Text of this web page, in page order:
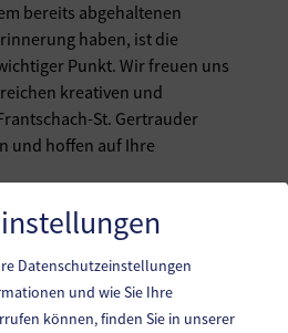
bereits abgehaltenen
haben, ist die
Punkt. Wir freuen uns
kreativen und
St. Gertrauder
und hoffen auf Ihre
Datenschutzeinstellungen
und wie Sie Ihre
können, finden Sie in unserer